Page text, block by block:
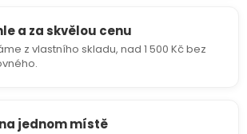
a za skvělou cenu
z vlastního skladu, nad 1 500 Kč bez
jednom místě